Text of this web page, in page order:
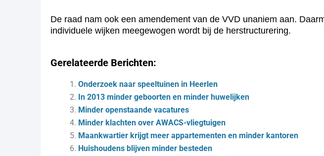
De raad nam ook een amendement van de VVD unaniem aan.
individuele wijken meegewogen wordt bij de herstructurering.
Gerelateerde Berichten:
Onderzoek naar speeltuinen in Heerlen
In 2013 minder geboorten en minder huwelijken
Minder openstaande vacatures
Minder klachten over AWACS-vliegtuigen
Maankwartier krijgt meer appartementen en minder kantoren
Huishoudens blijven minder besteden